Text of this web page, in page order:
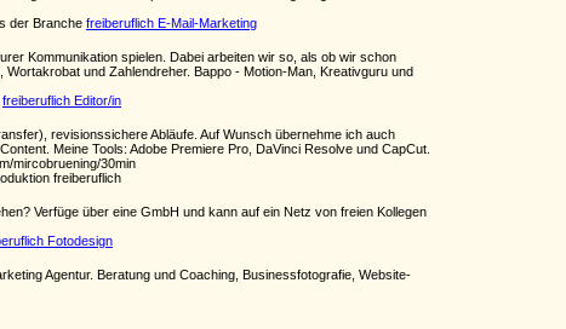
der Branche freiberuflich E-Mail-Marketing
Kommunikation spielen. Dabei arbeiten wir so, als ob wir schon
und Zahlendreher. Bappo - Motion-Man, Kreativguru und
freiberuflich Editor/in
revisionssichere Abläufe. Auf Wunsch übernehme ich auch
Meine Tools: Adobe Premiere Pro, DaVinci Resolve und CapCut.
mircobruening/30min
freiberuflich
Verfüge über eine GmbH und kann auf ein Netz von freien Kollegen
Fotodesign
Agentur. Beratung und Coaching, Businessfotografie, Website-